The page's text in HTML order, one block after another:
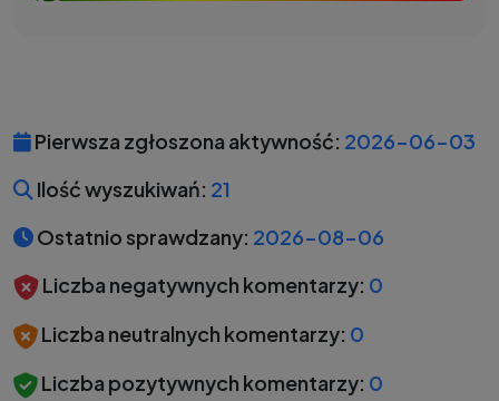
Pierwsza zgłoszona aktywność: 2026-06-03
Ilość wyszukiwań: 21
Ostatnio sprawdzany: 2026-08-06
Liczba negatywnych komentarzy: 0
Liczba neutralnych komentarzy: 0
Liczba pozytywnych komentarzy: 0